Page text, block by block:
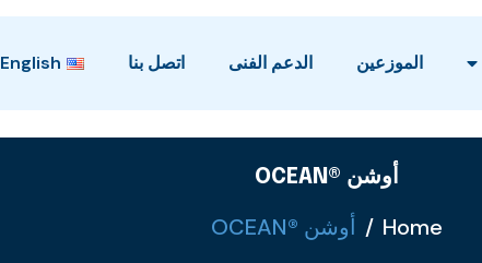
الموزعين الدعم الفنى اتصل بنا English
أوشن ®OCEAN
Home أوشن ®OCEAN